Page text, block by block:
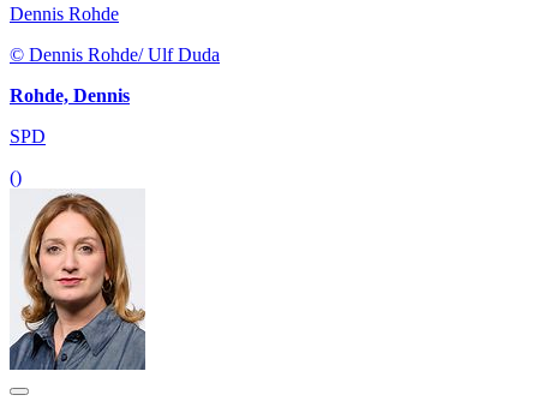
Dennis Rohde
© Dennis Rohde/ Ulf Duda
Rohde, Dennis
SPD
()